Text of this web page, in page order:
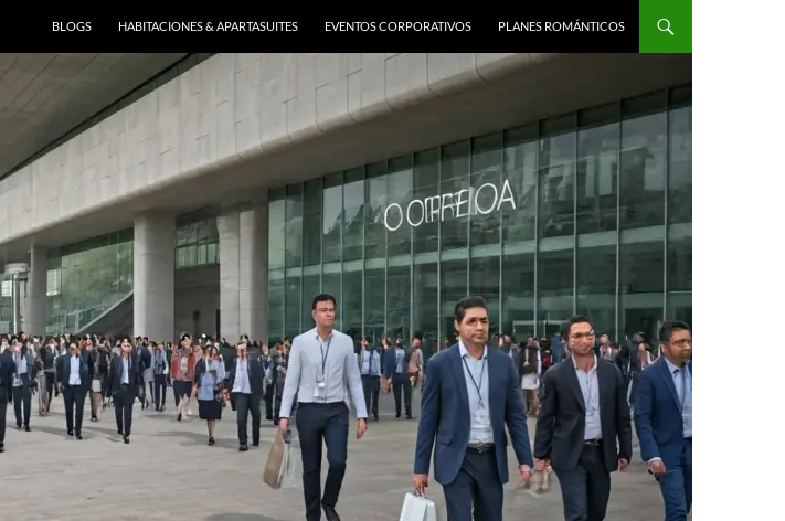
BLOGS HABITACIONES & APARTASUITES EVENTOS CORPORATIVOS PLANES ROMÁNTICOS